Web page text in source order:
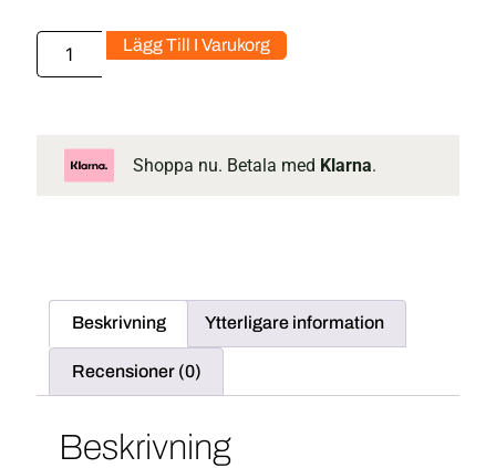
Lägg Till I Varukorg
Shoppa nu. Betala med Klarna.
Beskrivning Ytterligare information
Recensioner (0)
Beskrivning